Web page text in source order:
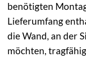
benötigten
Lieferumfang
die Wand, an der
möchten,